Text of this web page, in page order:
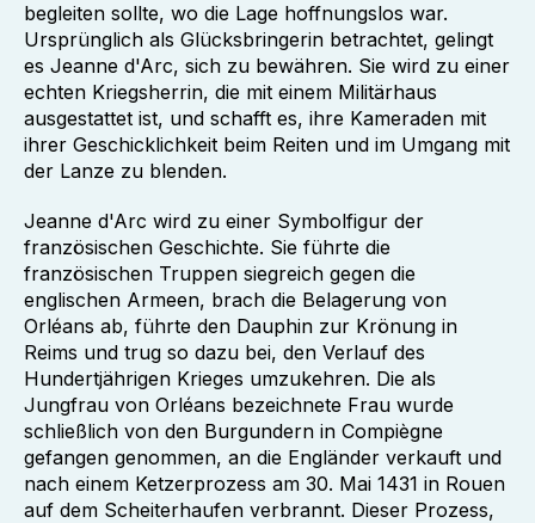
begleiten sollte, wo die Lage hoffnungslos war.
Ursprünglich als Glücksbringerin betrachtet, gelingt
es Jeanne d'Arc, sich zu bewähren. Sie wird zu einer
echten Kriegsherrin, die mit einem Militärhaus
ausgestattet ist, und schafft es, ihre Kameraden mit
ihrer Geschicklichkeit beim Reiten und im Umgang mit
der Lanze zu blenden.
Jeanne d'Arc wird zu einer Symbolfigur der
französischen Geschichte. Sie führte die
französischen Truppen siegreich gegen die
englischen Armeen, brach die Belagerung von
Orléans ab, führte den Dauphin zur Krönung in
Reims und trug so dazu bei, den Verlauf des
Hundertjährigen Krieges umzukehren. Die als
Jungfrau von Orléans bezeichnete Frau wurde
schließlich von den Burgundern in Compiègne
gefangen genommen, an die Engländer verkauft und
nach einem Ketzerprozess am 30. Mai 1431 in Rouen
auf dem Scheiterhaufen verbrannt. Dieser Prozess,